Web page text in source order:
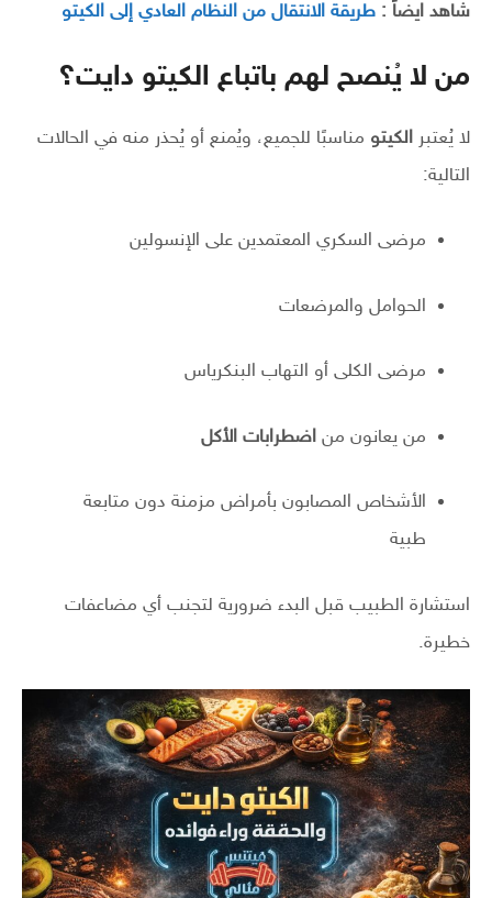
شاهد ايضاً : طريقة الانتقال من النظام العادي إلى الكيتو
من لا يُنصح لهم باتباع الكيتو دايت؟
لا يُعتبر الكيتو مناسبًا للجميع، ويُمنع أو يُحذر منه في الحالات
التالية:
مرضى السكري المعتمدين على الإنسولين
الحوامل والمرضعات
مرضى الكلى أو التهاب البنكرياس
من يعانون من اضطرابات الأكل
الأشخاص المصابون بأمراض مزمنة دون متابعة
طبية
استشارة الطبيب قبل البدء ضرورية لتجنب أي مضاعفات
خطيرة.